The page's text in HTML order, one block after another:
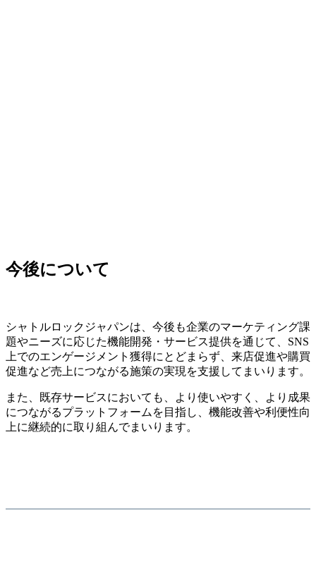
今後について
シャトルロックジャパンは、今後も企業のマーケティング課
題やニーズに応じた機能開発・サービス提供を通じて、SNS
上でのエンゲージメント獲得にとどまらず、来店促進や購買
促進など売上につながる施策の実現を支援してまいります。
また、既存サービスにおいても、より使いやすく、より成果
につながるプラットフォームを目指し、機能改善や利便性向
上に継続的に取り組んでまいります。